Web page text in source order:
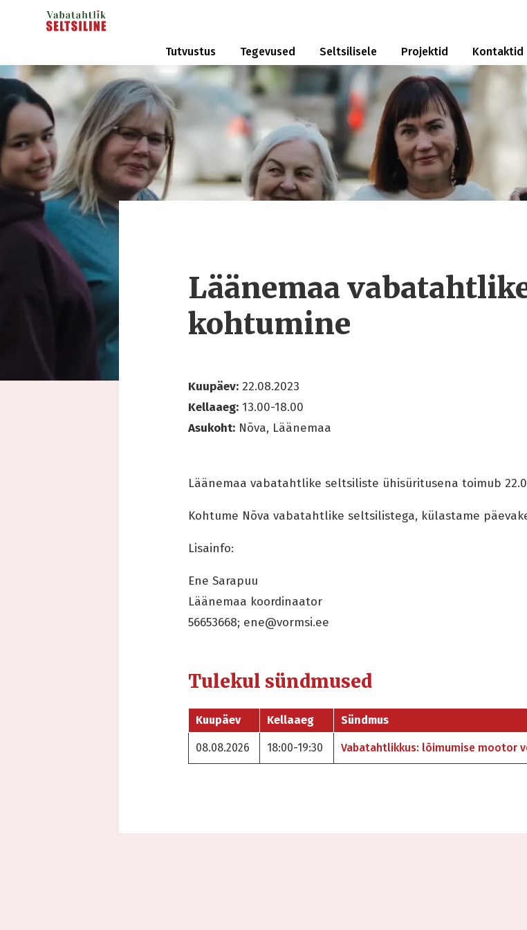
Tutvustus Tegevused Seltsilisele Projektid Kontaktid
Läänemaa
kohtumine
Kuupäev: 22.08.2023
Kellaaeg: 13.00-18.00
Asukoht: Nõva, Läänemaa
Läänemaa vabatahtlike seltsiliste ühisüritusena toimub
Kohtume Nõva vabatahtlike seltsilistega, külastame
Lisainfo:
Ene Sarapuu
Läänemaa koordinaator
56653668; ene@vormsi.ee
Tulekul sündmused
Kuupäev Kellaaeg Sündmus
08.08.2026 18:00-19:30 Vabatahtlikkus: lõimumise mootor